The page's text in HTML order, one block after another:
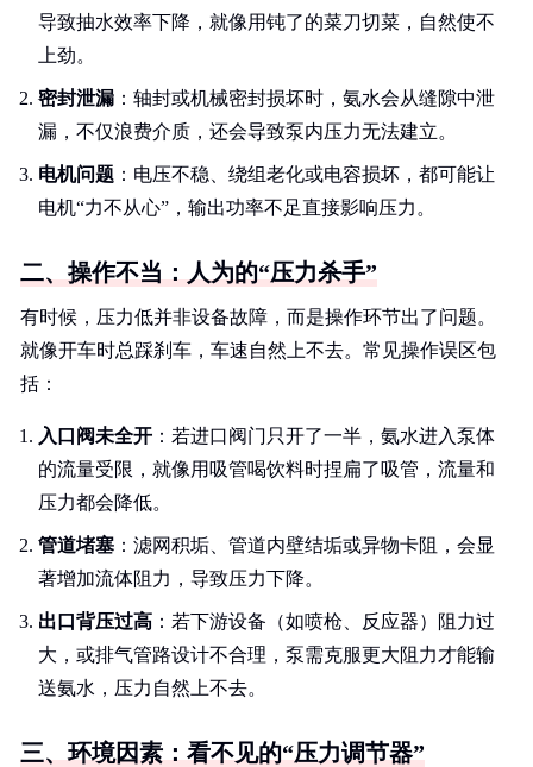
导致抽水效率下降，就像用钝了的菜刀切菜，自然使不
上劲。
密封泄漏 ：轴封或机械密封损坏时，氨水会从缝隙中泄
漏，不仅浪费介质，还会导致泵内压力无法建立。
电机问题 ：电压不稳、绕组老化或电容损坏，都可能让
电机“力不从心”，输出功率不足直接影响压力。
二、操作不当：人为的“压力杀手”
有时候，压力低并非设备故障，而是操作环节出了问题。
就像开车时总踩刹车，车速自然上不去。常见操作误区包
括：
入口阀未全开 ：若进口阀门只开了一半，氨水进入泵体
的流量受限，就像用吸管喝饮料时捏扁了吸管，流量和
压力都会降低。
管道堵塞 ：滤网积垢、管道内壁结垢或异物卡阻，会显
著增加流体阻力，导致压力下降。
出口背压过高 ：若下游设备（如喷枪、反应器）阻力过
大，或排气管路设计不合理，泵需克服更大阻力才能输
送氨水，压力自然上不去。
三、环境因素：看不见的“压力调节器”